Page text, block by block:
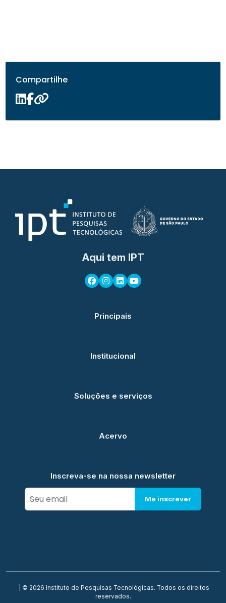
Compartilhe
Aqui tem IPT
Principais
Institucional
Soluções e serviços
Acervo
Inscreva-se na nossa newsletter
Me inscrever
| © 2026 Instituto de Pesquisas Tecnológicas. Todos os direitos
reservados.